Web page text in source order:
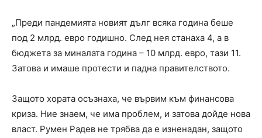
„Преди пандемията новият дълг всяка година беше
под 2 млрд. евро годишно. След нея станаха 4, а в
бюджета за миналата година – 10 млрд. евро, тази 11.
Затова и имаше протести и падна правителството.
Защото хората осъзнаха, че вървим към финансова
криза. Ние знаем, че има проблем, и затова дойде нова
власт. Румен Радев не трябва да е изненадан, защото